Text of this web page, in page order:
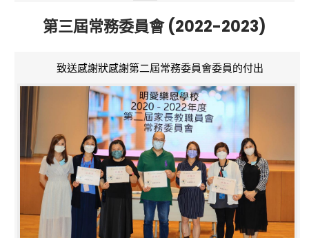
第三屆常務委員會 (2022-2023)
致送感謝狀感謝第二屆常務委員會委員的付出